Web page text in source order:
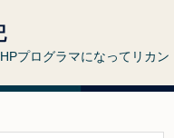
プログラマになってリカン